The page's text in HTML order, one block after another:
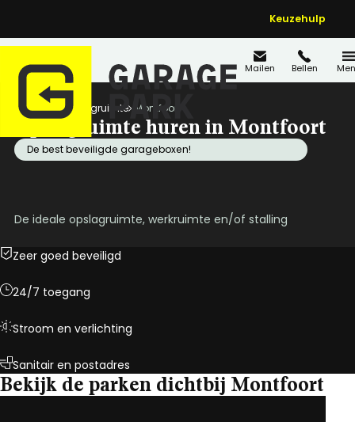
Keuzehulp
Mailen Bellen
Home Opslagruimte Montfoort
Opslagruimte huren in Montfoort
De best beveiligde garageboxen!
De ideale opslagruimte, werkruimte en/of stalling
Zeer goed beveiligd
24/7 toegang
Stroom en verlichting
Sanitair en postadres
Bekijk de parken dichtbij Montfoort